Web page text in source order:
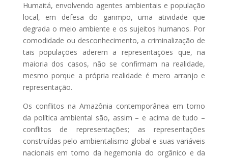
Humaitá, envolvendo agentes ambientais e população
local, em defesa do garimpo, uma atividade que
degrada o meio ambiente e os sujeitos humanos. Por
comodidade ou desconhecimento, a criminalização de
tais populações aderem a representações que, na
maioria dos casos, não se confirmam na realidade,
mesmo porque a própria realidade é mero arranjo e
representação.
Os conflitos na Amazônia contemporânea em torno
da política ambiental são, assim – e acima de tudo –
conflitos de representações; as representações
construídas pelo ambientalismo global e suas variáveis
nacionais em torno da hegemonia do orgânico e da